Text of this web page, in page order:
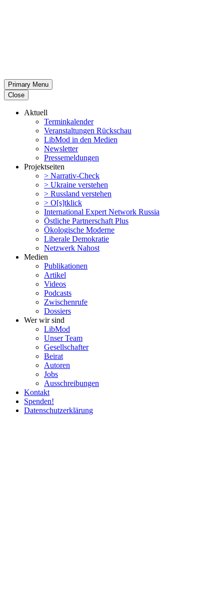
Primary Menu
Close
Aktuell
Termin­ka­lender
Veran­stal­tungen Rückschau
LibMod in den Medien
Newsletter
Presse­mel­dungen
Projekt­seiten
> Narrativ-Check
> Ukraine verstehen
> Russland verstehen
> O[s]tklick
Inter­na­tional Expert Network Russia
Östliche Partner­schaft Plus
Ökolo­gische Moderne
Liberale Demokratie
Netzwerk Nahost
Medien
Publi­ka­tionen
Artikel
Videos
Podcasts
Zwischenrufe
Dossiers
Wer wir sind
LibMod
Unser Team
Gesell­schafter
Beirat
Autoren
Jobs
Ausschrei­bungen
Kontakt
Spenden!
Daten­schutz­er­klärung